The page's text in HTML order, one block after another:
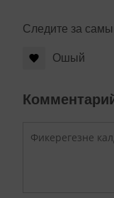
Следите за
Ошый